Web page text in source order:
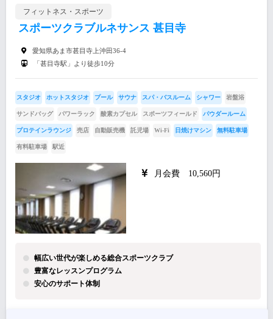
フィットネス・スポーツ
スポーツクラブルネサンス 甚目寺
愛知県あま市甚目寺上沖田36-4
「甚目寺駅」より徒歩10分
スタジオ ホットスタジオ プール サウナ スパ・バスルーム シャワー 岩盤浴
サンドバッグ パワーラック 酸素カプセル スポーツフィールド パウダールーム
プロテインラウンジ 売店 自動販売機 託児場 Wi-Fi 日焼けマシン 無料駐車場
有料駐車場 駅近
月会費 10,560円
幅広い世代が楽しめる総合スポーツクラブ
豊富なレッスンプログラム
安心のサポート体制